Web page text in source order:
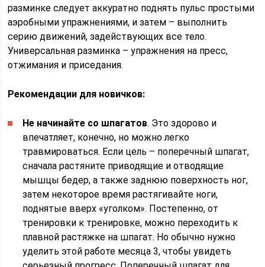
разминке следует аккуратно поднять пульс простыми
аэробными упражнениями, и затем – выполнить
серию движений, задействующих все тело.
Универсальная разминка – упражнения на пресс,
отжимания и приседания.
Рекомендации для новичков:
Не начинайте со шпагатов. Это здорово и
впечатляет, конечно, но можно легко
травмироваться. Если цель – поперечный шпагат,
сначала растяните приводящие и отводящие
мышцы бедер, а также заднюю поверхность ног,
затем некоторое время растягивайте ноги,
поднятые вверх «уголком». Постепенно, от
тренировки к тренировке, можно переходить к
плавной растяжке на шпагат. Но обычно нужно
уделить этой работе месяца 3, чтобы увидеть